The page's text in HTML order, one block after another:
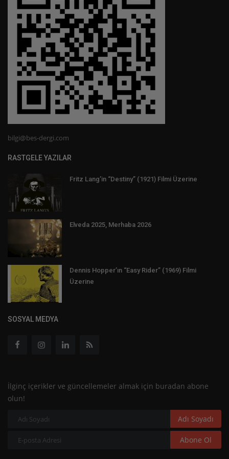
bilgi@bes-dergi.com
RASTGELE YAZILAR
Fritz Lang’in “Destiny” (1921) Filmi Üzerine
Elveda 2025, Merhaba 2026
Dennis Hopper’ın “Easy Rider” (1969) Filmi
Üzerine
SOSYAL MEDYA
İlginç içerikler ve güncellemeler almak için buradan abone
olun!
Adı Soyadı
Abone Ol